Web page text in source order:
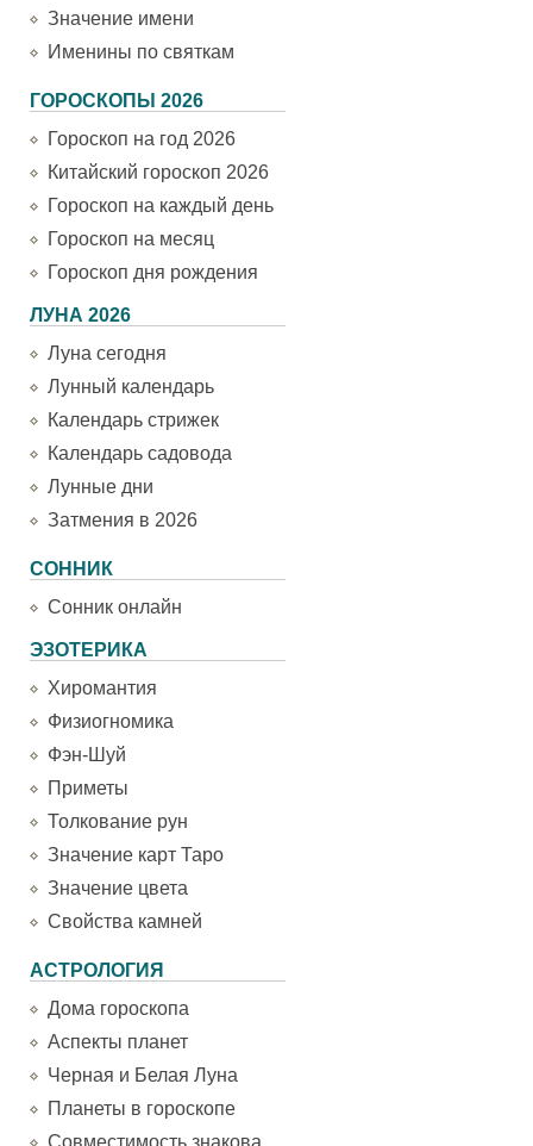
Значение имени
Именины по святкам
ГОРОСКОПЫ 2026
Гороскоп на год 2026
Китайский гороскоп 2026
Гороскоп на каждый день
Гороскоп на месяц
Гороскоп дня рождения
ЛУНА 2026
Луна сегодня
Лунный календарь
Календарь стрижек
Календарь садовода
Лунные дни
Затмения в 2026
СОННИК
Сонник онлайн
ЭЗОТЕРИКА
Хиромантия
Физиогномика
Фэн-Шуй
Приметы
Толкование рун
Значение карт Таро
Значение цвета
Свойства камней
АСТРОЛОГИЯ
Дома гороскопа
Аспекты планет
Черная и Белая Луна
Планеты в гороскопе
Совместимость знакова